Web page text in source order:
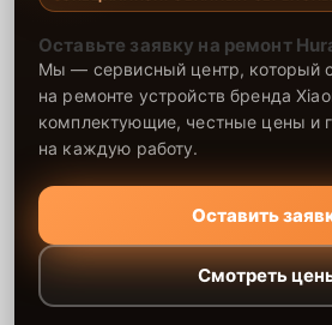
Оставьте заявку на ремонт
Мы — сервисный центр, который
на ремонте устройств бренда
комплектующие, честные цены и
на каждую работу.
Оставить
Смотреть